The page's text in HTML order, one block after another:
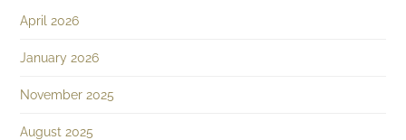
April 2026
January 2026
November 2025
August 2025